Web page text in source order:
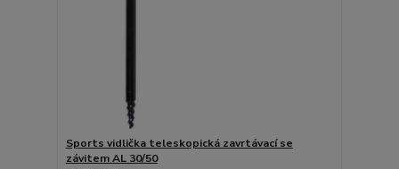
Sports vidlička teleskopická zavrtávací se
závitem AL 30/50